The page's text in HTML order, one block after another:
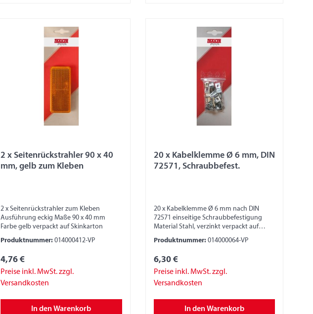
2 x Seitenrückstrahler 90 x 40
mm, gelb zum Kleben
2 x Seitenrückstrahler zum Kleben
Ausführung eckig Maße 90 x 40 mm
Farbe gelb verpackt auf Skinkarton
Produktnummer: 014000412-VP
4,76 €
Preise inkl. MwSt. zzgl.
Versandkosten
In den Warenkorb
20 x Kabelklemme Ø 6 mm, DIN
72571, Schraubbefest.
20 x Kabelklemme Ø 6 mm nach DIN
72571 einseitige Schraubbefestigung
Material Stahl, verzinkt verpackt auf
Skinkarton
Produktnummer: 014000064-VP
6,30 €
Preise inkl. MwSt. zzgl.
Versandkosten
In den Warenkorb